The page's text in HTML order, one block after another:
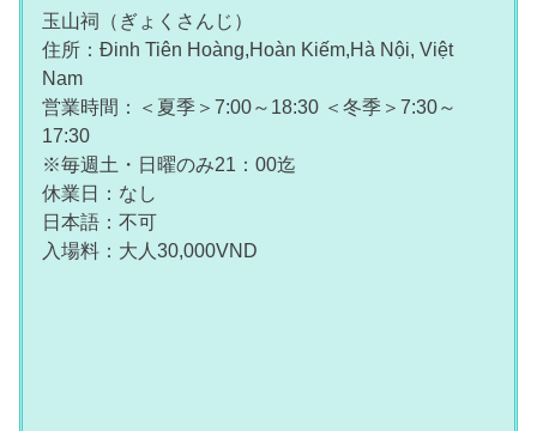
玉山祠（ぎょくさんじ）
住所：Đinh Tiên Hoàng,Hoàn Kiếm,Hà Nội, Việt
Nam
営業時間：＜夏季＞7:00～18:30 ＜冬季＞7:30～
17:30
※毎週土・日曜のみ21：00迄
休業日：なし
日本語：不可
入場料：大人30,000VND